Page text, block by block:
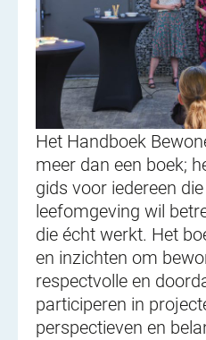
Het Handboek
meer dan een boek;
gids voor iedereen
leefomgeving wil
die écht werkt. Het
en inzichten om
respectvolle en
participeren in
perspectieven en